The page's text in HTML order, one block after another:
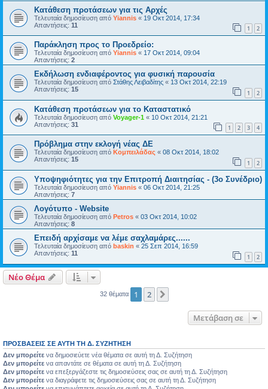
Κατάθεση προτάσεων για τις Αρχές
Τελευταία δημοσίευση από Yiannis « 19 Οκτ 2014, 17:34
Απαντήσεις: 11 1 2
Παράκληση προς το Προεδρείο:
Τελευταία δημοσίευση από Yiannis « 17 Οκτ 2014, 09:04
Απαντήσεις: 2
Εκδήλωση ενδιαφέροντος για φυσική παρουσία
Τελευταία δημοσίευση από Στάθης Λειβαδίτης « 13 Οκτ 2014, 22:19
Απαντήσεις: 15 1 2
Κατάθεση προτάσεων για το Καταστατικό
Τελευταία δημοσίευση από Voyager-1 « 10 Οκτ 2014, 21:21
Απαντήσεις: 31 1 2 3 4
Πρόβλημα στην εκλογή νέας ΔΕ
Τελευταία δημοσίευση από Κομπειλάδας « 08 Οκτ 2014, 18:02
Απαντήσεις: 15 1 2
Υποψηφιότητες για την Επιτροπή Διαιτησίας - (3ο Συνέδριο)
Τελευταία δημοσίευση από Yiannis « 06 Οκτ 2014, 21:25
Απαντήσεις: 7
Λογότυπο - Website
Τελευταία δημοσίευση από Petros « 03 Οκτ 2014, 10:02
Απαντήσεις: 8
Επειδή αρχίσαμε να λέμε σαχλαμάρες......
Τελευταία δημοσίευση από baskin « 25 Σεπ 2014, 16:59
Απαντήσεις: 11 1 2
Νέο Θέμα
32 θέματα 1 2
Μετάβαση σε
ΠΡΟΣΒΆΣΕΙΣ ΣΕ ΑΥΤΉ ΤΗ Δ. ΣΥΖΉΤΗΣΗ
Δεν μπορείτε να δημοσιεύετε νέα θέματα σε αυτή τη Δ. Συζήτηση
Δεν μπορείτε να απαντάτε σε θέματα σε αυτή τη Δ. Συζήτηση
Δεν μπορείτε να επεξεργάζεστε τις δημοσιεύσεις σας σε αυτή τη Δ. Συζήτηση
Δεν μπορείτε να διαγράφετε τις δημοσιεύσεις σας σε αυτή τη Δ. Συζήτηση